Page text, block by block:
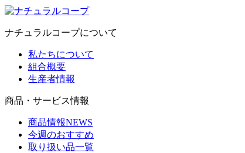
ナチュラルコープについて
私たちについて
組合概要
生産者情報
商品・サービス情報
商品情報NEWS
今週のおすすめ
取り扱い品一覧